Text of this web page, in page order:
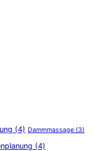
(4) Dammmassage (3)
(4)